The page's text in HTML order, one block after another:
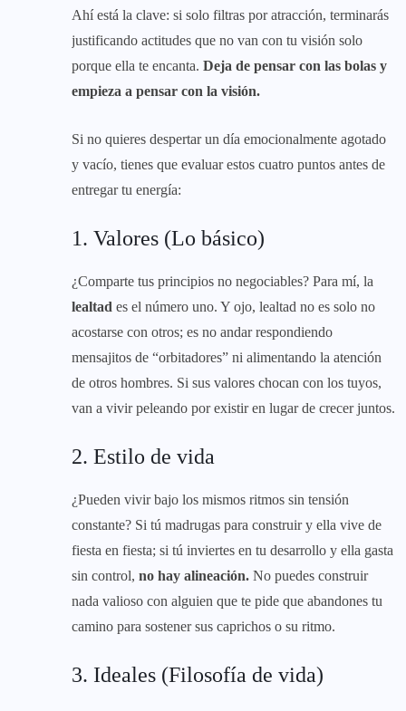
Ahí está la clave: si solo filtras por atracción, terminarás
justificando actitudes que no van con tu visión solo
porque ella te encanta. Deja de pensar con las bolas y
empieza a pensar con la visión.
Si no quieres despertar un día emocionalmente agotado
y vacío, tienes que evaluar estos cuatro puntos antes de
entregar tu energía:
1. Valores (Lo básico)
¿Comparte tus principios no negociables? Para mí, la
lealtad es el número uno. Y ojo, lealtad no es solo no
acostarse con otros; es no andar respondiendo
mensajitos de “orbitadores” ni alimentando la atención
de otros hombres. Si sus valores chocan con los tuyos,
van a vivir peleando por existir en lugar de crecer juntos.
2. Estilo de vida
¿Pueden vivir bajo los mismos ritmos sin tensión
constante? Si tú madrugas para construir y ella vive de
fiesta en fiesta; si tú inviertes en tu desarrollo y ella gasta
sin control, no hay alineación. No puedes construir
nada valioso con alguien que te pide que abandones tu
camino para sostener sus caprichos o su ritmo.
3. Ideales (Filosofía de vida)